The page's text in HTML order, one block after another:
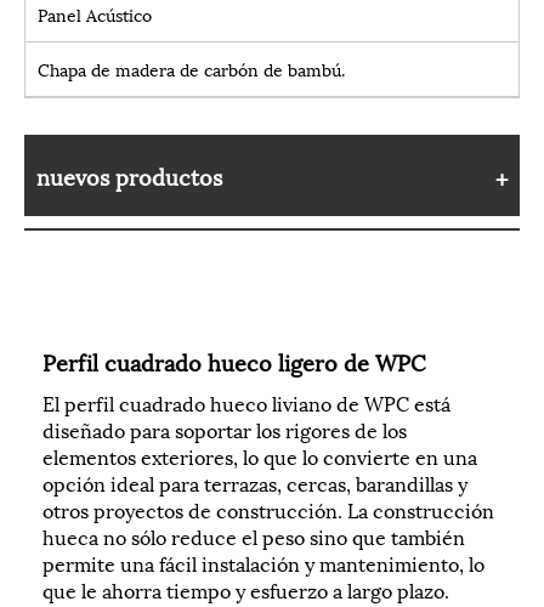
Panel Acústico
Chapa de madera de carbón de bambú.
nuevos productos
Perfil cuadrado hueco ligero de WPC
El perfil cuadrado hueco liviano de WPC está
diseñado para soportar los rigores de los
elementos exteriores, lo que lo convierte en una
opción ideal para terrazas, cercas, barandillas y
otros proyectos de construcción. La construcción
hueca no sólo reduce el peso sino que también
permite una fácil instalación y mantenimiento, lo
que le ahorra tiempo y esfuerzo a largo plazo.